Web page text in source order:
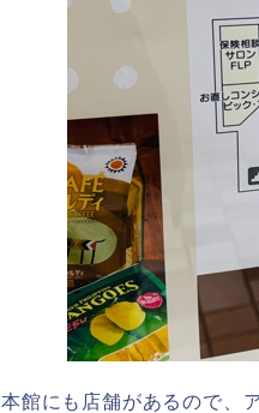
本館にも店舗があるので、